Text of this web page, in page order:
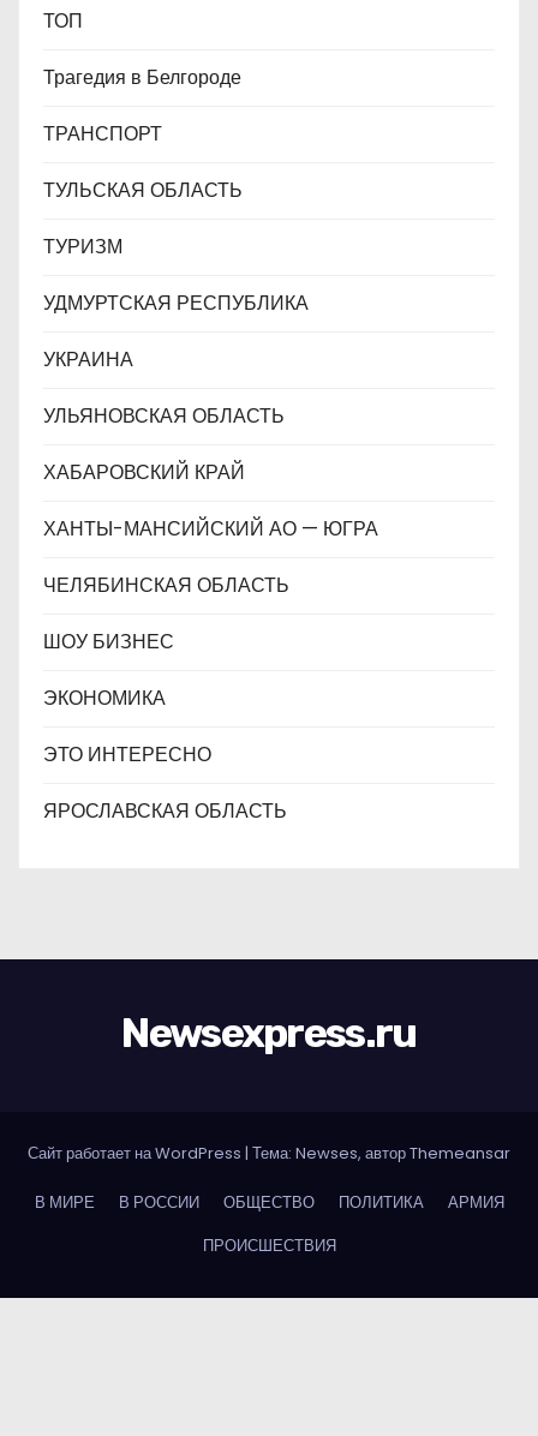
ТОП
Трагедия в Белгороде
ТРАНСПОРТ
ТУЛЬСКАЯ ОБЛАСТЬ
ТУРИЗМ
УДМУРТСКАЯ РЕСПУБЛИКА
УКРАИНА
УЛЬЯНОВСКАЯ ОБЛАСТЬ
ХАБАРОВСКИЙ КРАЙ
ХАНТЫ-МАНСИЙСКИЙ АО — ЮГРА
ЧЕЛЯБИНСКАЯ ОБЛАСТЬ
ШОУ БИЗНЕС
ЭКОНОМИКА
ЭТО ИНТЕРЕСНО
ЯРОСЛАВСКАЯ ОБЛАСТЬ
Newsexpress.ru
Сайт работает на WordPress | Тема: Newses, авторThemeansar
В МИРЕ В РОССИИ ОБЩЕСТВО ПОЛИТИКА
АРМИЯ
ПРОИСШЕСТВИЯ